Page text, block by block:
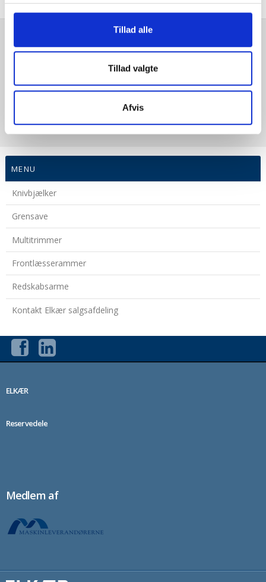
Tillad alle
Tillad valgte
Afvis
MENU
Knivbjælker
Grensave
Multitrimmer
Frontlæsserammer
Redskabsarme
Kontakt Elkær salgsafdeling
ELKÆR
Reservedele
Medlem af